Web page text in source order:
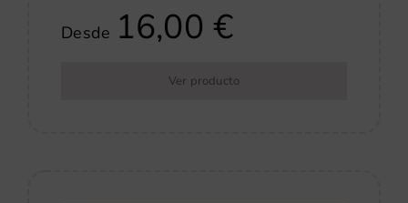
Desde 16,00€
Ver producto